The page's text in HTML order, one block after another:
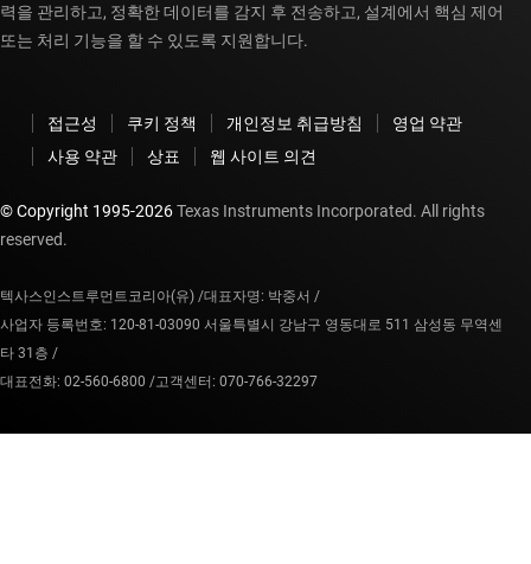
력을 관리하고, 정확한 데이터를 감지 후 전송하고, 설계에서 핵심 제어
또는 처리 기능을 할 수 있도록 지원합니다.
접근성 쿠키 정책 개인정보 취급방침
영업 약관
사용 약관
상표 웹 사이트 의견
© Copyright 1995-2026Texas Instruments Incorporated. All rights
reserved.
텍사스인스트루먼트코리아(유) /대표자명: 박중서 /
사업자 등록번호: 120-81-03090 서울특별시 강남구 영동대로 511 삼성동 무역센
타 31층 /
대표전화: 02-560-6800 /고객센터: 070-766-32297